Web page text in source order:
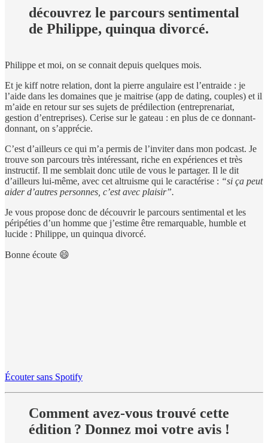
découvrez le parcours sentimental
de Philippe, quinqua divorcé.
Philippe et moi, on se connait depuis quelques mois.
Et je kiff notre relation, dont la pierre angulaire est l’entraide : je
l’aide dans les domaines que je maitrise (app de dating, couples) et il
m’aide en retour sur ses sujets de prédilection (entreprenariat,
gestion d’entreprises). Cerise sur le gateau : en plus de ce donnant-
donnant, on s’apprécie.
C’est d’ailleurs ce qui m’a permis de l’inviter dans mon podcast. Je
trouve son parcours très intéressant, riche en expériences et très
instructif. Il me semblait donc utile de vous le partager. Il le dit
d’ailleurs lui-même, avec cet altruisme qui le caractérise : “si ça peut
aider d’autres personnes, c’est avec plaisir”.
Je vous propose donc de découvrir le parcours sentimental et les
péripéties d’un homme que j’estime être remarquable, humble et
lucide : Philippe, un quinqua divorcé.
Bonne écoute 😄
Écouter sans Spotify
Comment avez-vous trouvé cette
édition ? Donnez moi votre avis !